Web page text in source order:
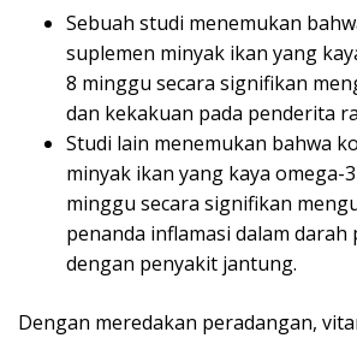
Sebuah studi menemukan
suplemen minyak ikan yang
8 minggu secara signifikan
dan kekakuan pada penderita
Studi lain menemukan bahwa
minyak ikan yang kaya omega-
minggu secara signifikan
penanda inflamasi dalam darah
dengan penyakit jantung.
Dengan meredakan peradangan,